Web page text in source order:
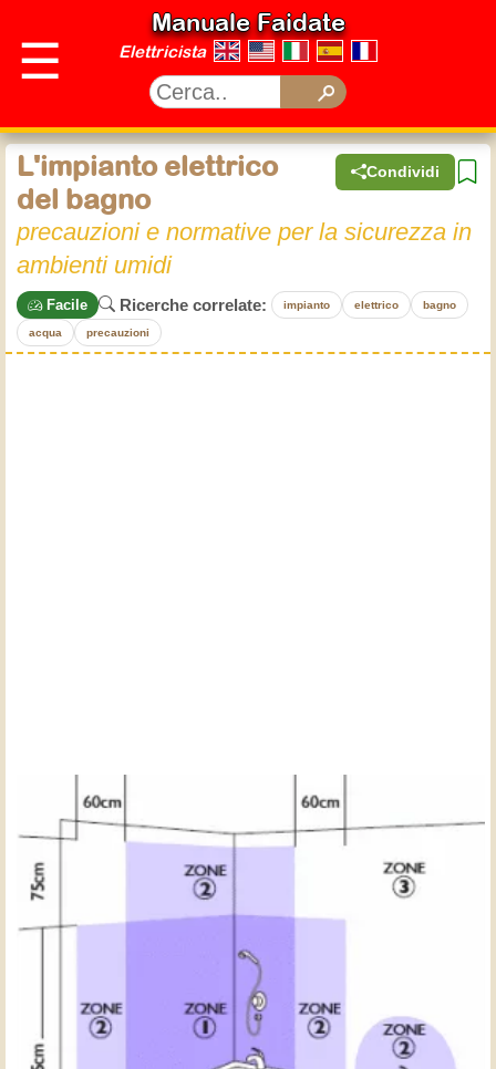
☰
Manuale Faidate
Elettricista
Condividi
L'impianto elettrico
del bagno
precauzioni e normative per la sicurezza in
ambienti umidi
Facile Ricerche correlate: impianto elettrico bagno
acqua precauzioni